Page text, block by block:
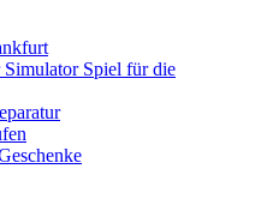
Spiel für die